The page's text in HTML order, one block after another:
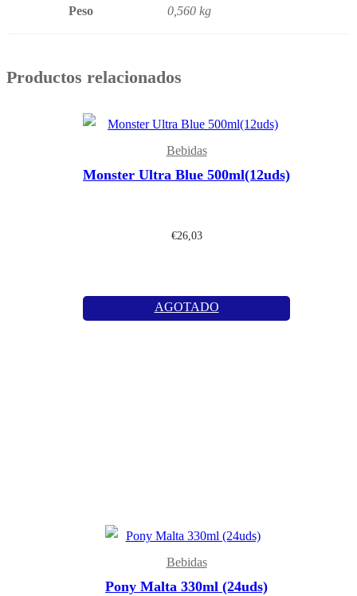
Peso 0,560 kg
Productos relacionados
Bebidas
Monster Ultra Blue 500ml(12uds)
€26,03
AGOTADO
Bebidas
Pony Malta 330ml (24uds)